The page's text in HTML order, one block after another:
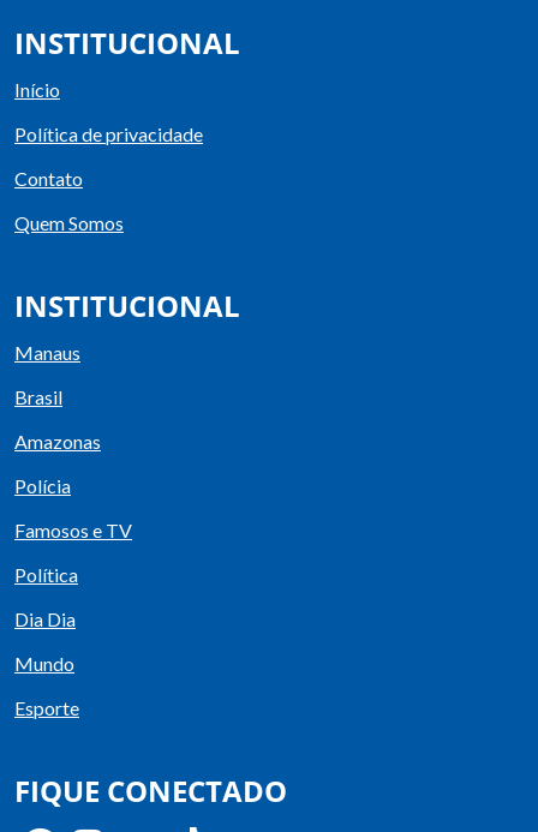
INSTITUCIONAL
Início
Política de privacidade
Contato
Quem Somos
INSTITUCIONAL
Manaus
Brasil
Amazonas
Polícia
Famosos e TV
Política
Dia Dia
Mundo
Esporte
FIQUE CONECTADO